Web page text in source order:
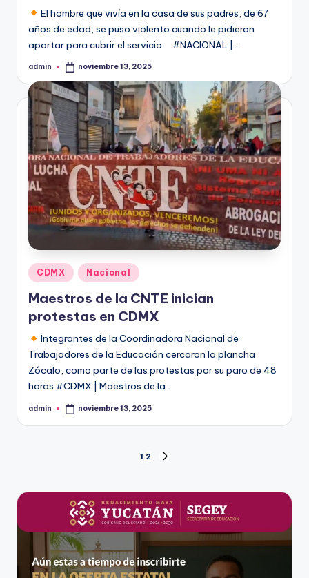
El hombre que vivía en la casa de sus padres, de 67
años de edad, se puso violento cuando le pidieron
aportar para cubrir el servicio #NACIONAL |…
Publicado
admin noviembre 13, 2025
Publicado
en
CDMX Nacional
Maestros de la CNTE inician
protestas en CDMX
Integrantes de la Coordinadora Nacional de
Trabajadores de la Educación cercaron la plancha
Zócalo, como parte de las protestas por su paro de 48
horas #CDMX | Maestros de la…
Publicado
admin noviembre 13, 2025
de
entradas
1 2